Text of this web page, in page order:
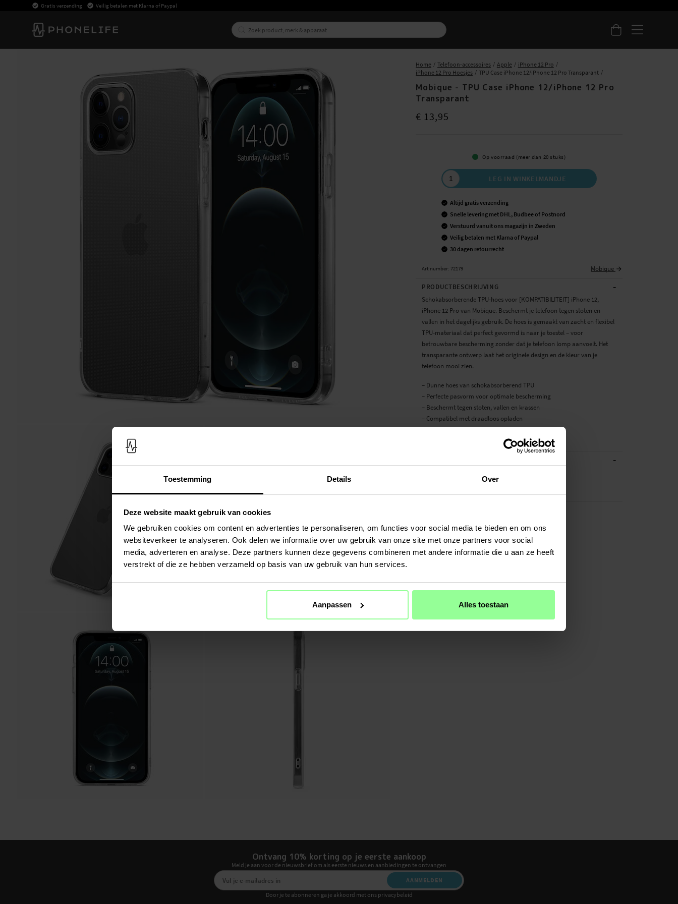
Toestemming Details Over
Deze website maakt gebruik van cookies
We gebruiken cookies om content en advertenties te personaliseren, om functies voor social media te bieden en om ons
websiteverkeer te analyseren. Ook delen we informatie over uw gebruik van onze site met onze partners voor social
media, adverteren en analyse. Deze partners kunnen deze gegevens combineren met andere informatie die u aan ze heeft
verstrekt of die ze hebben verzameld op basis van uw gebruik van hun services.
Aanpassen Alles toestaan
Gratis verzending Veilig betalen met Klarna of Paypal
Home Telefoon-accessoires Apple
iPhone 12 Pro
iPhone 12 Pro Hoesjes
TPU Case iPhone 12/iPhone 12 Pro Transparant
Mobique - TPU Case iPhone 12/iPhone 12 Pro
Transparant
Prijs :€ 13,95
€ 13,95
Op voorraad (meer dan 20 stuks)
LEG IN WINKELMANDJE
Altijd gratis verzending
Snelle levering met DHL, Budbee of Postnord
Verstuurd vanuit ons magazijn in Zweden
Veilig betalen met Klarna of Paypal
30 dagen retourrecht
Art number: 72179 Mobique
PRODUCTBESCHRIJVING -
Schokabsorberende TPU-hoes voor [KOMPATIBILITEIT] iPhone 12,
iPhone 12 Pro van Mobique. Beschermt je telefoon tegen stoten en
vallen in het dagelijks gebruik. De hoes is gemaakt van zacht en flexibel
TPU-materiaal dat perfect gevormd is naar je toestel – voor
betrouwbare bescherming zonder dat je telefoon lomp aanvoelt. Het
transparante ontwerp laat het originele design en de kleur van je
telefoon mooi zien.
– Dunne hoes van schokabsorberend TPU
– Perfecte pasvorm voor optimale bescherming
– Beschermt tegen stoten, vallen en krassen
– Compatibel met draadloos opladen
-
Materiaal
TPU/Siliconen
Ontvang 10% korting op je eerste aankoop
Meld je aan voor de nieuwsbrief om als eerste nieuws en aanbiedingen te ontvangen
AANMELDEN
Door je te abonneren ga je akkoord met ons privacybeleid